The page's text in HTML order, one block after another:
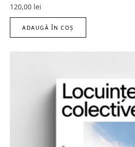
120,00 lei
ADAUGĂ ÎN COȘ